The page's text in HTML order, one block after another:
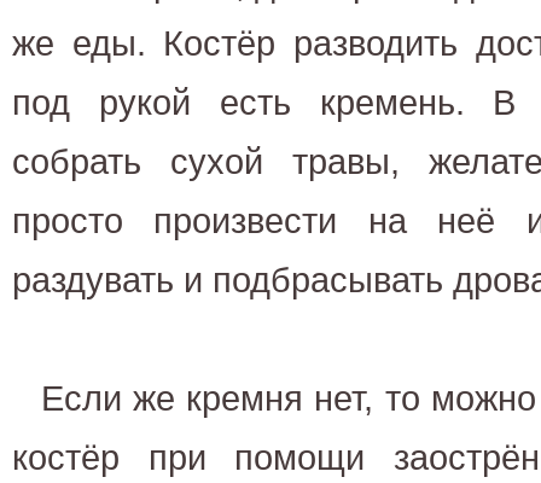
же еды. Костёр разводить
под рукой есть кремень. В
собрать сухой травы,
просто произвести на неё
раздувать и подбрасывать
Если же кремня нет, то можно
костёр при помощи